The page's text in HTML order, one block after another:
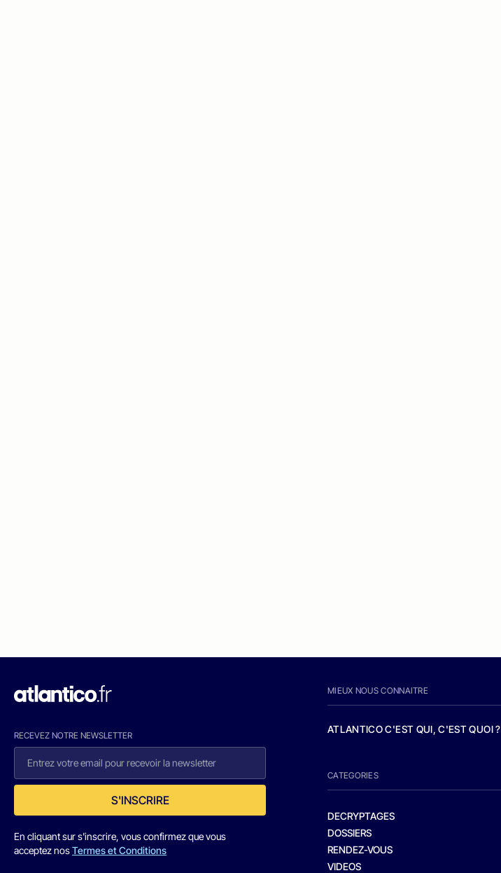
RECEVEZ NOTRE NEWSLETTER
S'INSCRIRE
En cliquant sur s'inscrire, vous confirmez que vous
acceptez nosTermes et Conditions
MIEUX NOUS CONNAITRE
ATLANTICO C'EST QUI, C'EST QUOI ?
CATEGORIES
DECRYPTAGES
DOSSIERS
RENDEZ-VOUS
VIDEOS